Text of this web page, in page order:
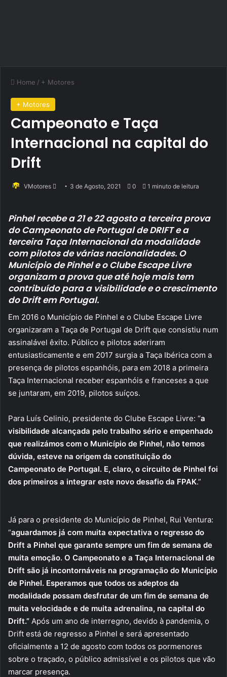
Home / + Motores
+ Motores
Campeonato e Taça
Internacional na capital do
Drift
VMotores
Send 3 de Agosto, 2021 0 1 minuto de leitura
Pinhel recebe a 21 e 22 agosto a terceira prova
do Campeonato de Portugal de DRIFT e a
terceira Taça Internacional da modalidade
com pilotos de várias nacionalidades. O
Município de Pinhel e o Clube Escape Livre
organizam a prova que até hoje mais tem
contribuído para a visibilidade e o crescimento
do Drift em Portugal.
Em 2016 o Município de Pinhel e o Clube Escape Livre
organizaram a Taça de Portugal de Drift que consistiu num
assinalável êxito. Público e pilotos aderiram
entusiasticamente e em 2017 surgia a Taça Ibérica com a
presença de pilotos espanhóis, para em 2018 a primeira
Taça Internacional receber espanhóis e franceses a que
se juntaram, em 2019, pilotos suíços.
Para Luís Celinio, presidente do Clube Escape Livre: “a
visibilidade alcançada pelo trabalho sério e empenhado
que realizámos com o Município de Pinhel, não temos
dúvida, esteve na origem da constituição do
Campeonato de Portugal. E, claro, o circuito de Pinhel foi
dos primeiros a integrar este novo desafio da FPAK.”
Já para o presidente do Município de Pinhel, Rui Ventura:
“aguardamos já com muita expectativa o regresso do
Drift a Pinhel que garante sempre um fim de semana de
muita emoção. O Campeonato e a Taça Internacional de
Drift são já incontornáveis na programação do Município
de Pinhel. Esperamos que todos os adeptos da
modalidade possam desfrutar de um fim de semana de
muita velocidade e de muita adrenalina, na capital do
Drift.” Após um ano de interregno, devido à pandemia, o
Drift está de regresso a Pinhel e será apresentado
oficialmente a 12 de agosto com todos os pormenores
sobre o traçado, o público admissível e os pilotos que vão
marcar presença.